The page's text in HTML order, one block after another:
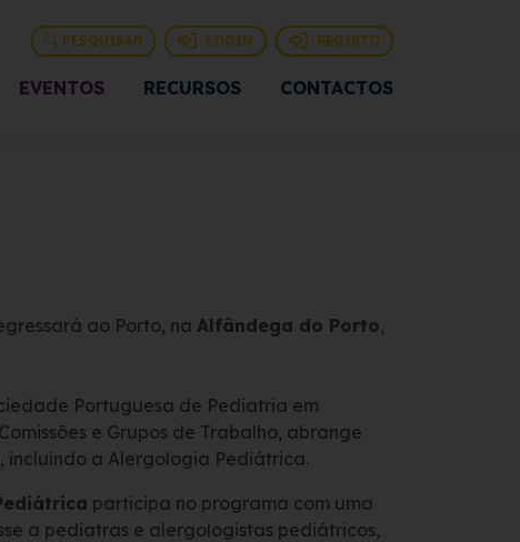
PESQUISAR LOGIN REGISTO
EVENTOS RECURSOS CONTACTOS
ao Porto, naAlfândega do Porto,
Portuguesa de Pediatria em
e Grupos de Trabalho, abrange
a Alergologia Pediátrica.
participa no programa com uma
a pediatras e alergologistas pediátricos,